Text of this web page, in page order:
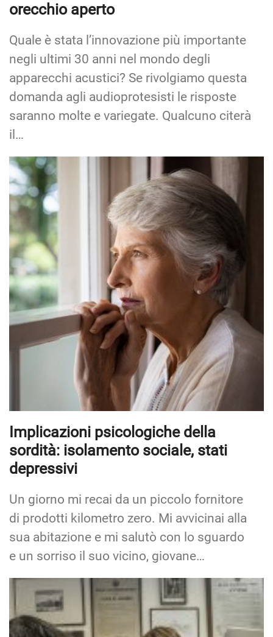
orecchio aperto
Quale è stata l’innovazione più importante
negli ultimi 30 anni nel mondo degli
apparecchi acustici? Se rivolgiamo questa
domanda agli audioprotesisti le risposte
saranno molte e variegate. Qualcuno citerà
il…
Implicazioni psicologiche della
sordità: isolamento sociale, stati
depressivi
Un giorno mi recai da un piccolo fornitore
di prodotti kilometro zero. Mi avvicinai alla
sua abitazione e mi salutò con lo sguardo
e un sorriso il suo vicino, giovane…